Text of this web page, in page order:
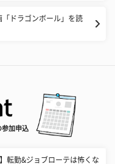
「ドラゴンボール」を読
参加申込
】転勤&ジョブローテは怖くな